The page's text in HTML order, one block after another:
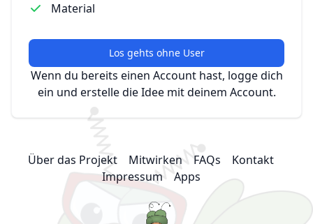
Material
Los gehts ohne User
Wenn du bereits einen Account hast, logge dich
ein und erstelle die Idee mit deinem Account.
Über das Projekt Mitwirken FAQs
Kontakt
Impressum
Apps